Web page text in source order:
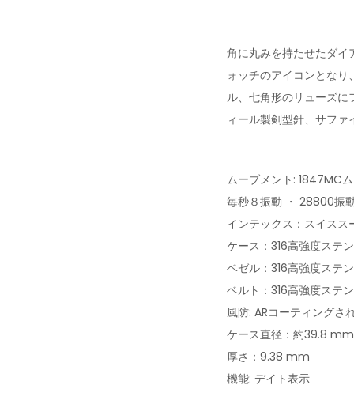
角に丸みを持たせたダイ
ォッチのアイコンとな
ル、七角形のリューズに
ィール製剣型針、サフ
ムーブメント: 1847MC
毎秒８振動 ・ 28800振
インテックス：スイスス
ケース：316高強度ステ
ベゼル：316高強度ステ
ベルト：316高強度ステ
風防: ARコーティングさ
ケース直径：約39.8
厚さ：9.38 mm
機能: デイト表示